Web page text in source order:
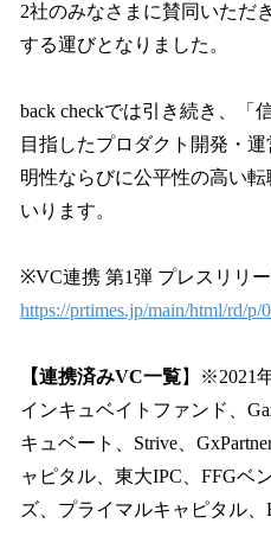
2社のみなさまに賛同いただ
する運びとなりました。
back checkでは引き続き、「
目指したプロダクト開発・
明性ならびに公平性の高い
いります。
※VC連携 第1弾 プレスリリー
https://prtimes.jp/main/html/rd/p/
【連携済みVC一覧】※2021
インキュベイトファンド、
キュベート、Strive、
ャピタル、東大IPC、FFGベ
ズ、プライマルキャピタル、